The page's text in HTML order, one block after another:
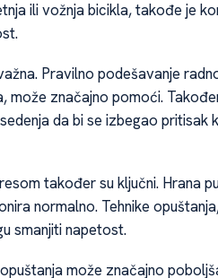
ili vožnja bicikla, takođe je
Pravilno podešavanje
može značajno pomoći.
da bi se izbegao pritisak
također su ključni. Hrana
normalno. Tehnike
smanjiti napetost.
može značajno